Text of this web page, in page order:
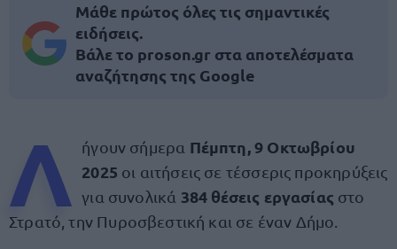
Μάθε πρώτος όλες τις σημαντικές
ειδήσεις.
Βάλε το proson.gr στα αποτελέσματα
αναζήτησης της Google
Λ ήγουν σήμερα Πέμπτη, 9 Οκτωβρίου
2025 οι αιτήσεις σε τέσσερις προκηρύξεις
για συνολικά 384 θέσεις εργασίας στο
Στρατό, την Πυροσβεστική και σε έναν Δήμο.